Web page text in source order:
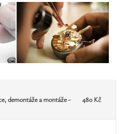
demontáže a montáže -
480 Kč